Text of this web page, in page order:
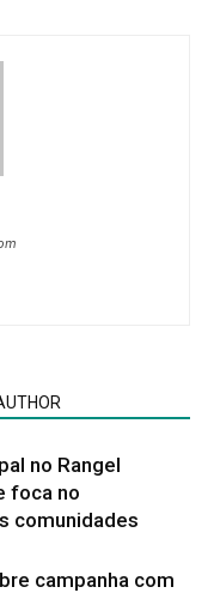
no Rangel
foca no
comunidades
campanha com